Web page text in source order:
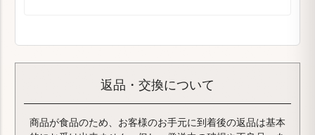
返品・交換について
商品が食品のため、お客様のお手元に到着後の返品は基本